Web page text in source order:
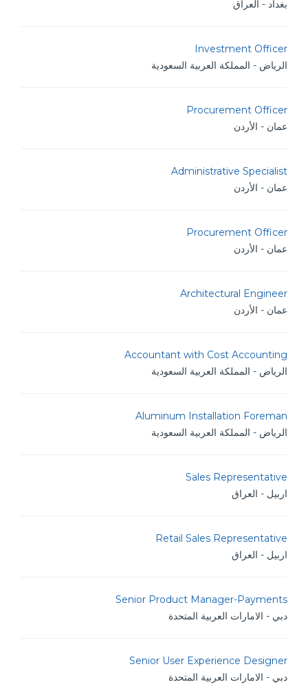
بغداد - العراق
Investment Officer
الرياض - المملكة العربية السعودية
Procurement Officer
عمان - الأردن
Administrative Specialist
عمان - الأردن
Procurement Officer
عمان - الأردن
Architectural Engineer
عمان - الأردن
Accountant with Cost Accounting
الرياض - المملكة العربية السعودية
Aluminum Installation Foreman
الرياض - المملكة العربية السعودية
Sales Representative
اربيل - العراق
Retail Sales Representative
اربيل - العراق
Senior Product Manager-Payments
دبي - الامارات العربية المتحدة
Senior User Experience Designer
دبي - الامارات العربية المتحدة